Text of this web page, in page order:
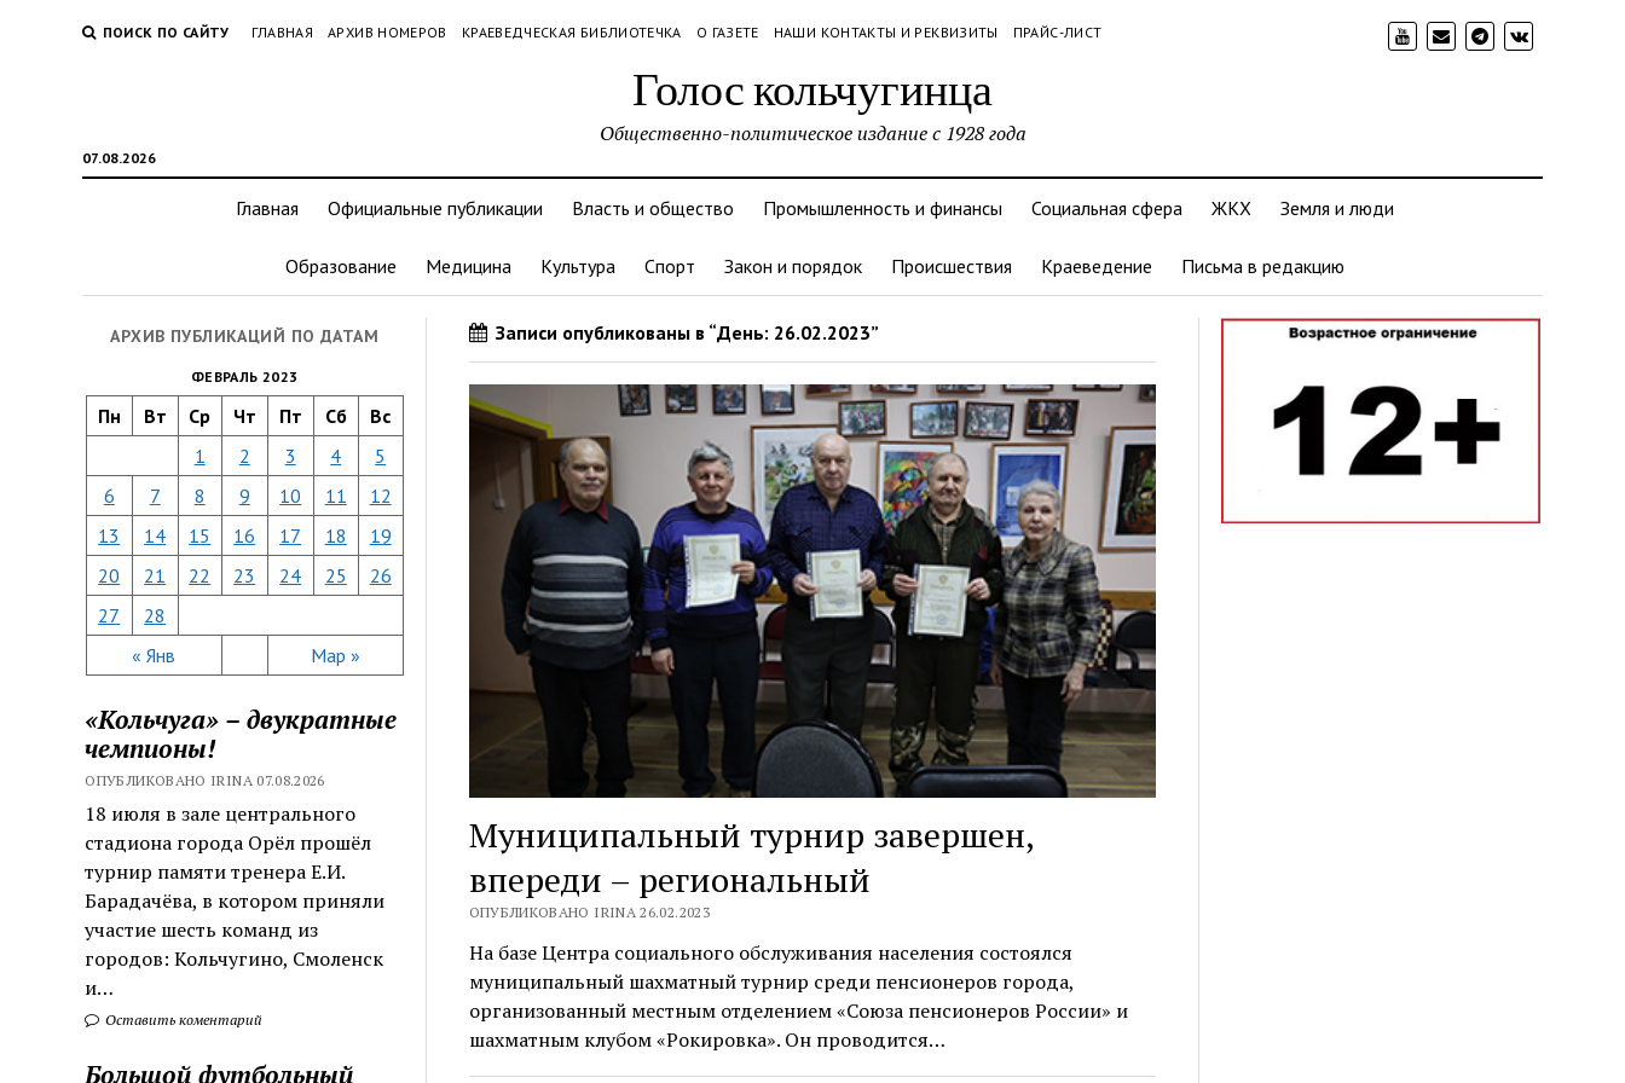
ПОИСК ПО САЙТУ ГЛАВНАЯ АРХИВ НОМЕРОВ КРАЕВЕДЧЕСКАЯ БИБЛИОТЕЧКА О ГАЗЕТЕ НАШИ КОНТАКТЫ И РЕКВИЗИТЫ ПРАЙС-ЛИСТ
Голос кольчугинца
07.08.2026
Общественно-политическое издание с 1928 года
Главная Официальные публикации Власть и общество Промышленность и финансы Социальная сфера ЖКХ Земля и люди
Образование Медицина Культура Спорт Закон и порядок Происшествия Краеведение Письма в редакцию
АРХИВ ПУБЛИКАЦИЙ ПО ДАТАМ
ФЕВРАЛЬ 2023
Пн Вт Ср Чт Пт Сб Вс
« Янв Мар »
1 2 3 4
5
6
7 8 9 10 11
12
13
14 15 16 17 18
19
20
21 22 23 24 25
26
27
28
«Кольчуга» – двукратные
чемпионы!
ОПУБЛИКОВАНО IRINA 07.08.2026
18 июля в зале центрального
стадиона города Орёл прошёл
турнир памяти тренера Е.И.
Барадачёва, в котором приняли
участие шесть команд из
городов: Кольчугино, Смоленск
и…
Оставить коментарий
Большой футбольный
Записи опубликованы в “День: 26.02.2023”
Муниципальный турнир завершен,
впереди – региональный
ОПУБЛИКОВАНО IRINA 26.02.2023
На базе Центра социального обслуживания населения состоялся
муниципальный шахматный турнир среди пенсионеров города,
организованный местным отделением «Союза пенсионеров России» и
шахматным клубом «Рокировка». Он проводится…